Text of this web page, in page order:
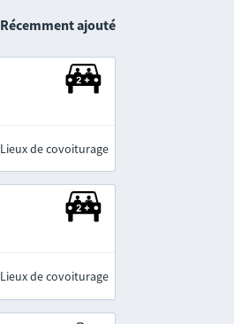
Récemment ajouté
Lieux de covoiturage
Lieux de covoiturage